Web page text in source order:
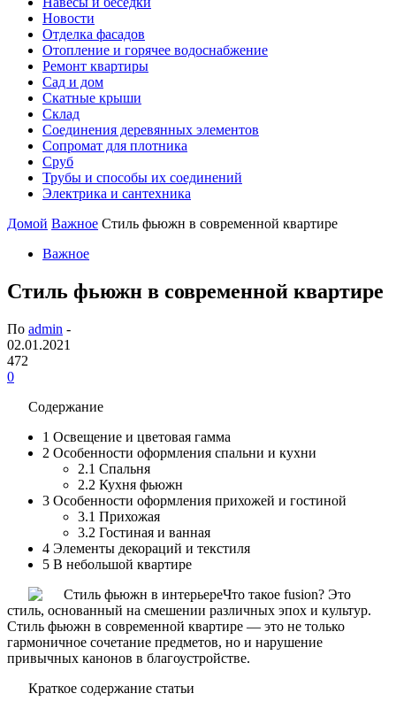
Новости
Отделка фасадов
Отопление и горячее водоснабжение
Ремонт квартиры
Сад и дом
Скатные крыши
Склад
Соединения деревянных элементов
Сопромат для плотника
Сруб
Трубы и способы их соединений
Электрика и сантехника
Домой Важное Стиль фьюжн в современной квартире
Важное
Стиль фьюжн в современной квартире
По admin -
02.01.2021
472
0
Содержание
1 Освещение и цветовая гамма
2 Особенности оформления спальни и кухни
2.1 Спальня
2.2 Кухня фьюжн
3 Особенности оформления прихожей и гостиной
3.1 Прихожая
3.2 Гостиная и ванная
4 Элементы декораций и текстиля
5 В небольшой квартире
Что такое fusion? Это
стиль, основанный на смешении различных эпох и культур.
Стиль фьюжн в современной квартире — это не только
гармоничное сочетание предметов, но и нарушение
привычных канонов в благоустройстве.
Краткое содержание статьи